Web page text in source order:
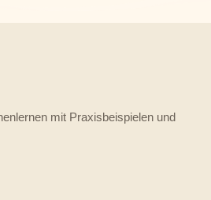
mit Praxisbeispielen und